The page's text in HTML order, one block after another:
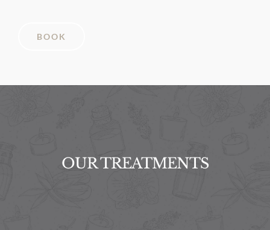
BOOK
OUR TREATMENTS